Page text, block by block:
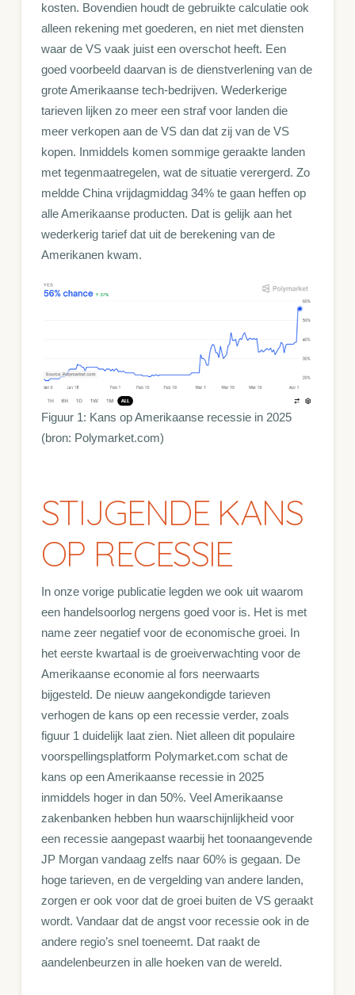
kosten. Bovendien houdt de gebruikte calculatie ook
alleen rekening met goederen, en niet met diensten
waar de VS vaak juist een overschot heeft. Een
goed voorbeeld daarvan is de dienstverlening van de
grote Amerikaanse tech-bedrijven. Wederkerige
tarieven lijken zo meer een straf voor landen die
meer verkopen aan de VS dan dat zij van de VS
kopen. Inmiddels komen sommige geraakte landen
met tegenmaatregelen, wat de situatie verergerd. Zo
meldde China vrijdagmiddag 34% te gaan heffen op
alle Amerikaanse producten. Dat is gelijk aan het
wederkerig tarief dat uit de berekening van de
Amerikanen kwam.
Figuur 1: Kans op Amerikaanse recessie in 2025
(bron: Polymarket.com)
STIJGENDE KANS
OP RECESSIE
In onze vorige publicatie legden we ook uit waarom
een handelsoorlog nergens goed voor is. Het is met
name zeer negatief voor de economische groei. In
het eerste kwartaal is de groeiverwachting voor de
Amerikaanse economie al fors neerwaarts
bijgesteld. De nieuw aangekondigde tarieven
verhogen de kans op een recessie verder, zoals
figuur 1 duidelijk laat zien. Niet alleen dit populaire
voorspellingsplatform Polymarket.com schat de
kans op een Amerikaanse recessie in 2025
inmiddels hoger in dan 50%. Veel Amerikaanse
zakenbanken hebben hun waarschijnlijkheid voor
een recessie aangepast waarbij het toonaangevende
JP Morgan vandaag zelfs naar 60% is gegaan. De
hoge tarieven, en de vergelding van andere landen,
zorgen er ook voor dat de groei buiten de VS geraakt
wordt. Vandaar dat de angst voor recessie ook in de
andere regio’s snel toeneemt. Dat raakt de
aandelenbeurzen in alle hoeken van de wereld.